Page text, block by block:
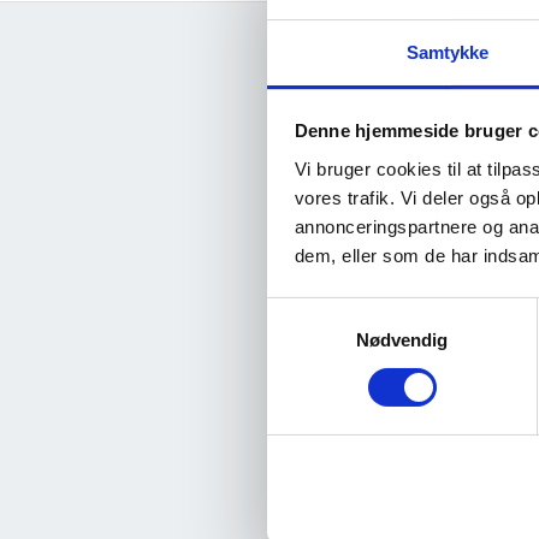
Samtykke
Denne hjemmeside bruger
Vi bruger cookies til at
vores trafik. Vi deler også
annonceringspartnere og
dem, eller som de har
Nødvendig
Det